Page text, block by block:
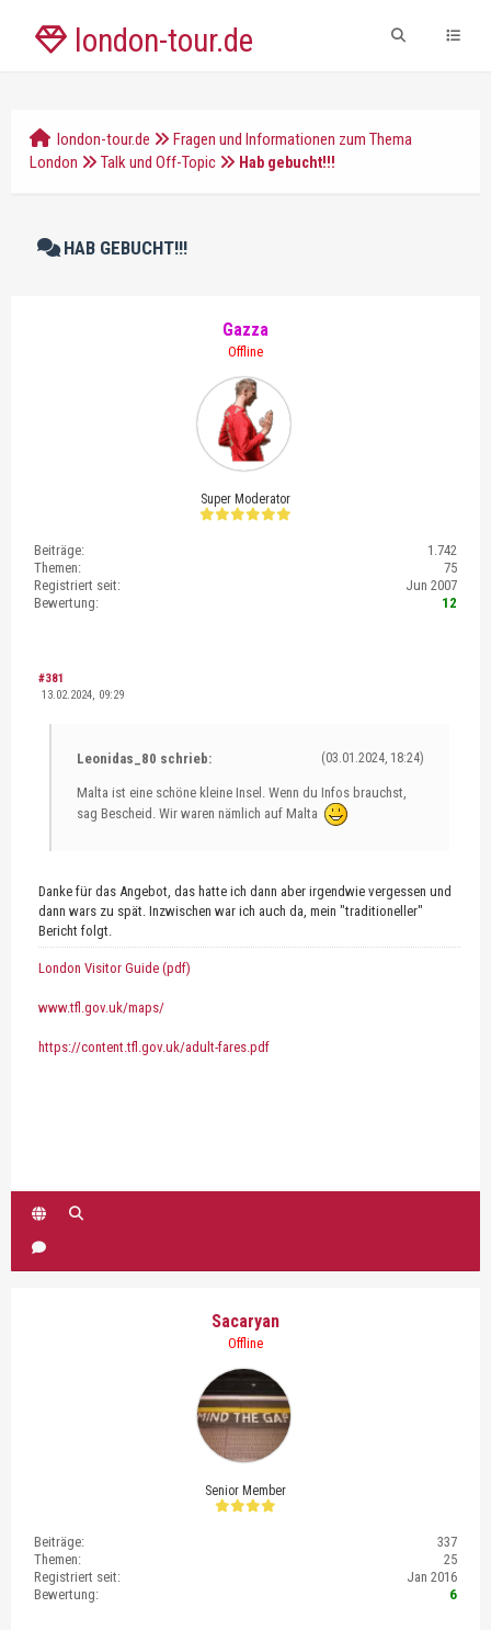
london-tour.de
london-tour.de
Fragen und Informationen zum Thema
London
Talk und Off-Topic Hab gebucht!!!
HAB GEBUCHT!!!
Gazza
Offline
Super Moderator
Beiträge:
1.742
Themen:
75
Registriert seit:
Jun 2007
Bewertung:
12
#381
13.02.2024, 09:29
(03.01.2024, 18:24)
Leonidas_80 schrieb:
Malta ist eine schöne kleine Insel. Wenn du Infos brauchst,
sag Bescheid. Wir waren nämlich auf Malta
Danke für das Angebot, das hatte ich dann aber irgendwie vergessen und
dann wars zu spät. Inzwischen war ich auch da, mein "traditioneller"
Bericht folgt.
London Visitor Guide (pdf)
www.tfl.gov.uk/maps/
https://content.tfl.gov.uk/adult-fares.pdf
Sacaryan
Offline
Senior Member
Beiträge:
337
Themen:
25
Registriert seit:
Jan 2016
Bewertung:
6